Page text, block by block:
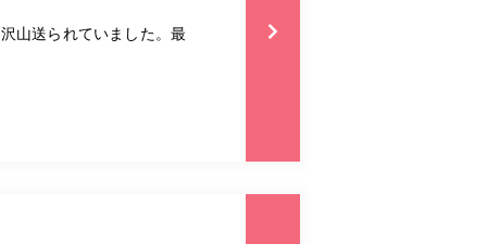
山送られていました。最